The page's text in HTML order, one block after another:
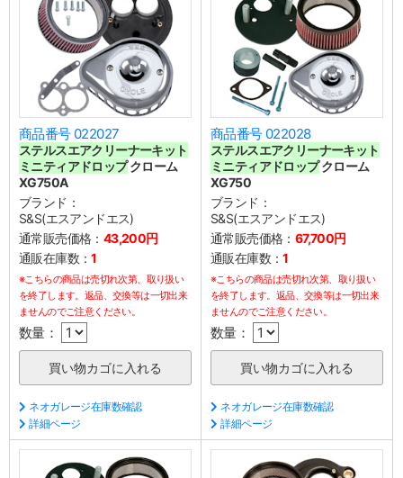
商品番号 022027
ステルスエアクリーナーキット
ミニティアドロップクローム
XG750A
ブランド：
S&S(エスアンドエス)
通常販売価格： 43,200円
通販在庫数：1
※こちらの商品は売切れ次第、取り扱い
を終了します。返品、交換等は一切出来
ませんのでご注意ください。
数量：
ネオガレージ在庫数確認
詳細ページ
商品番号 022028
ステルスエアクリーナーキット
ミニティアドロップクローム
XG750
ブランド：
S&S(エスアンドエス)
通常販売価格： 67,700円
通販在庫数：1
※こちらの商品は売切れ次第、取り扱い
を終了します。返品、交換等は一切出来
ませんのでご注意ください。
数量：
ネオガレージ在庫数確認
詳細ページ